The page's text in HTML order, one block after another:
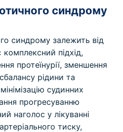
синдрому
синдрому залежить від
підхід,
протеїнурії, зменшення
рідини та
судинних
прогресуванню
наголос у лікуванні
тиску,